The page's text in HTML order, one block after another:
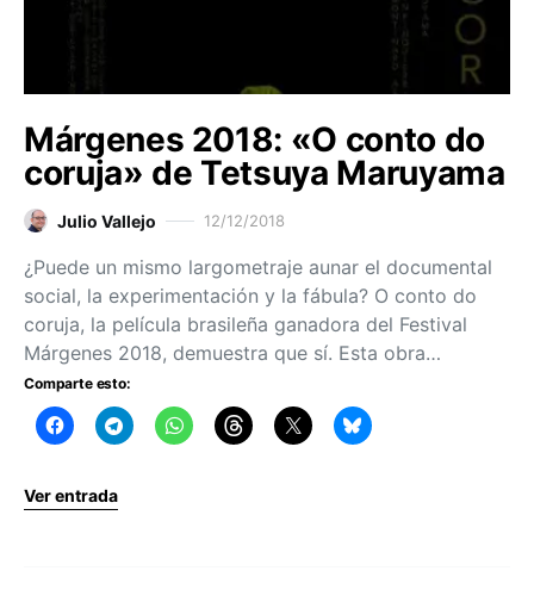
Márgenes 2018: «O conto do
coruja» de Tetsuya Maruyama
Julio Vallejo 12/12/2018
¿Puede un mismo largometraje aunar el documental
social, la experimentación y la fábula? O conto do
coruja, la película brasileña ganadora del Festival
Márgenes 2018, demuestra que sí. Esta obra…
Comparte esto:
Ver entrada